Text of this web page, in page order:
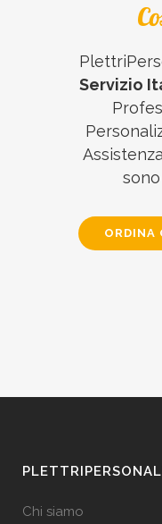
Servizio
sono
ORDINA
Chi siamo